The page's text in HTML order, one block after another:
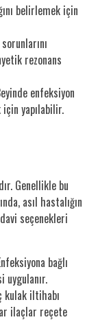
belirlemek için
rezonans
enfeksiyon
için yapılabilir.
Genellikle bu
asıl hastalığın
seçenekleri
bağlı
uygulanır.
kulak iltihabı
ilaçlar reçete